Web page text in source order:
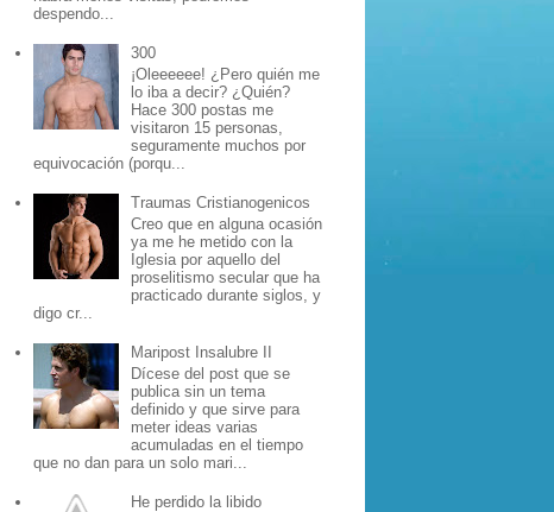
despendo...
300
¡Oleeeeee! ¿Pero quién me
lo iba a decir? ¿Quién?
Hace 300 postas me
visitaron 15 personas,
seguramente muchos por
equivocación (porqu...
Traumas Cristianogenicos
Creo que en alguna ocasión
ya me he metido con la
Iglesia por aquello del
proselitismo secular que ha
practicado durante siglos, y
digo cr...
Maripost Insalubre II
Dícese del post que se
publica sin un tema
definido y que sirve para
meter ideas varias
acumuladas en el tiempo
que no dan para un solo mari...
He perdido la libido